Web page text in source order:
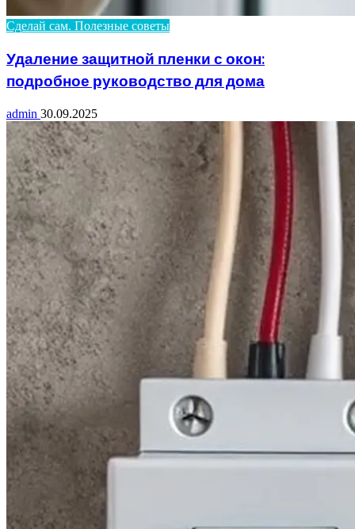
Сделай сам. Полезные советы
Удаление защитной пленки с окон:
подробное руководство для дома
admin 30.09.2025